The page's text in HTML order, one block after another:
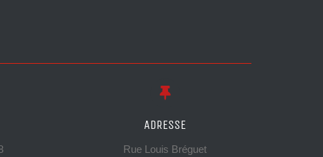
ADRESSE
Rue Louis Bréguet